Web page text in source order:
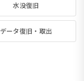
水没復旧
データ復旧・取出